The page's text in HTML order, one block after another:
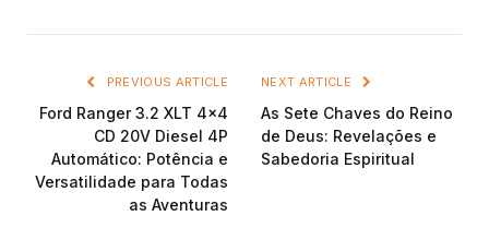
PREVIOUS ARTICLE
Ford Ranger 3.2 XLT 4×4
CD 20V Diesel 4P
Automático: Potência e
Versatilidade para Todas
as Aventuras
NEXT ARTICLE
As Sete Chaves do Reino
de Deus: Revelações e
Sabedoria Espiritual